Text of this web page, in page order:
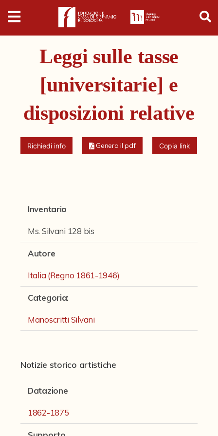
Digital
Humanities
Donazioni
Pubblicazioni
Collezioni
Arti Applicate
Fondi Fotografici
Manoscritti
Manoscritti Ambrosini
Manoscritti Sassoli
Stampe
Strumenti Musicali
Leggi sulle tasse
[universitarie] e
disposizioni relative
Richiedi info Genera il pdf Copia link
Inventario
Ms. Silvani 128 bis
Autore
Italia (Regno 1861-1946)
Categoria:
Manoscritti Silvani
Notizie storico artistiche
Datazione
1862-1875